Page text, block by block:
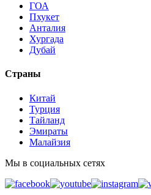
ГОА
Пхукет
Анталия
Хургада
Дубай
Страны
Китай
Турция
Тайланд
Эмираты
Малайзия
Мы в социальных сетях